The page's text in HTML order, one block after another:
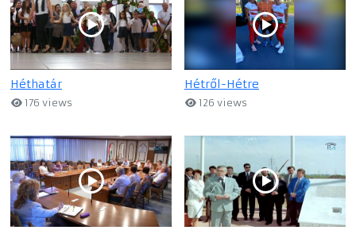
Héthatár
176 views
Hétről-Hétre
126 views